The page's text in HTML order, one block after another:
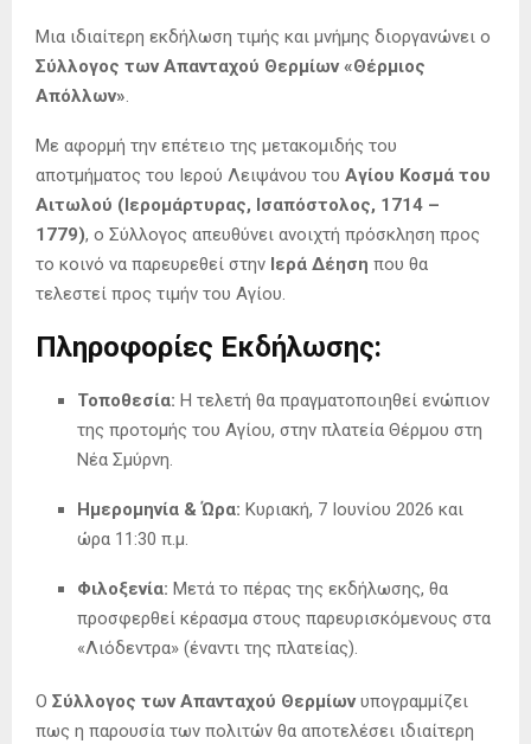
Μια ιδιαίτερη εκδήλωση τιμής και μνήμης διοργανώνει ο
Σύλλογος των Απανταχού Θερμίων «Θέρμιος
Απόλλων».
Με αφορμή την επέτειο της μετακομιδής του
αποτμήματος του Ιερού Λειψάνου του Αγίου Κοσμά του
Αιτωλού (Ιερομάρτυρας, Ισαπόστολος, 1714 –
1779), ο Σύλλογος απευθύνει ανοιχτή πρόσκληση προς
το κοινό να παρευρεθεί στην Ιερά Δέηση που θα
τελεστεί προς τιμήν του Αγίου.
Πληροφορίες Εκδήλωσης:
Τοποθεσία: Η τελετή θα πραγματοποιηθεί ενώπιον
της προτομής του Αγίου, στην πλατεία Θέρμου στη
Νέα Σμύρνη.
Ημερομηνία & Ώρα: Κυριακή, 7 Ιουνίου 2026 και
ώρα 11:30 π.μ.
Φιλοξενία: Μετά το πέρας της εκδήλωσης, θα
προσφερθεί κέρασμα στους παρευρισκόμενους στα
«Λιόδεντρα» (έναντι της πλατείας).
Ο Σύλλογος των Απανταχού Θερμίωνυπογραμμίζει
πως η παρουσία των πολιτών θα αποτελέσει ιδιαίτερη